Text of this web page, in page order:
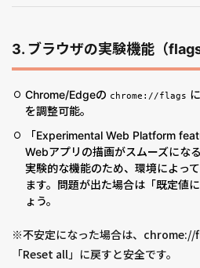
3. ブラウザの実験機能（
Chrome/Edgeの chrome://flags
を調整可能。
「Experimental Web Platform
Webアプリの描画がスムーズにな
実験的な機能のため、環境によっ
ます。問題が出た場合は「既定値
ょう。
※不安定になった場合は、chrome://
「Reset all」に戻すと安全です。